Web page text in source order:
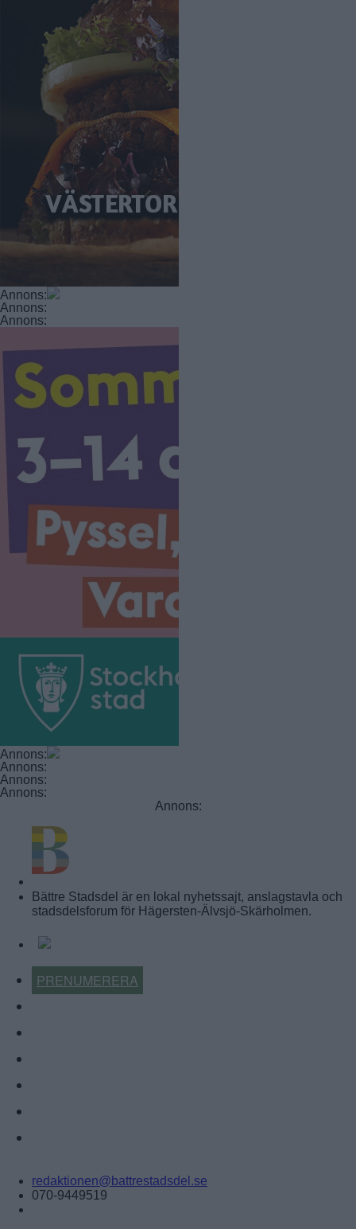
Annons:
Annons:
Annons:
Annons:
Annons:
Annons:
Annons:
Annons:
Bättre Stadsdel är en lokal nyhetssajt, anslagstavla och
stadsdelsforum för Hägersten-Älvsjö-Skärholmen.
PRENUMERERA
redaktionen@battrestadsdel.se
070-9449519